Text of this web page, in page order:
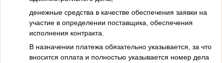
денежные средства в качестве обеспечения заявки на
участие в определении поставщика, обеспечения
исполнения контракта.
В назначении платежа обязательно указывается, за что
вносится оплата и полностью указывается номер дела